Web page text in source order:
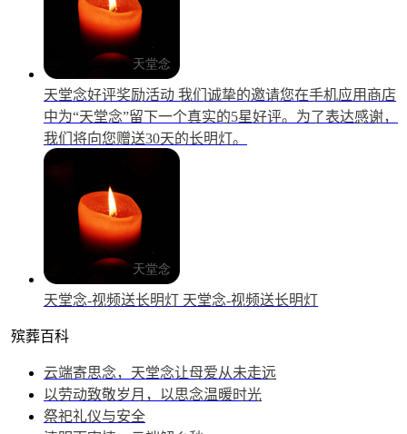
天堂念好评奖励活动 我们诚挚的邀请您在手机应用商店
中为“天堂念”留下一个真实的5星好评。为了表达感谢，
我们将向您赠送30天的长明灯。
天堂念-视频送长明灯 天堂念-视频送长明灯
殡葬百科
云端寄思念，天堂念让母爱从未走远
以劳动致敬岁月，以思念温暖时光
祭祀礼仪与安全